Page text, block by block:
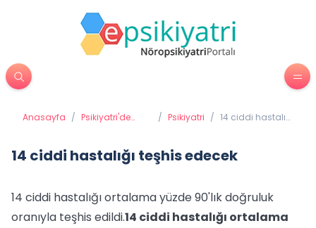
Anasayfa / Psikiyatri'de
/ Psikiyatri / 14 ciddi hastalığı
14 ciddi hastalığı teşhis edecek
14 ciddi hastalığı ortalama yüzde 90'lık doğruluk
oranıyla teşhis edildi.14 ciddi hastalığı ortalama